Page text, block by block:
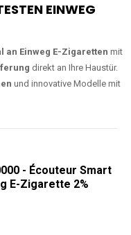
EINWEG
an Einweg E-Zigaretten mit
direkt an Ihre Haustür.
und innovative Modelle mit
- Écouteur Smart
E-Zigarette 2%